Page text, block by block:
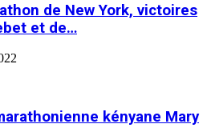
de New York, victoires
et de…
kényane Mary